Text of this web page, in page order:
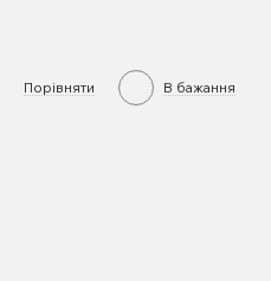
Порівняти В бажання